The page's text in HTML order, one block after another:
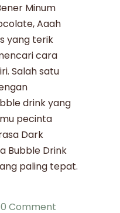
Minum
Aaah
yang terik
cara
Salah satu
drink yang
pecinta
Dark
Bubble Drink
paling tepat.
0 Comment